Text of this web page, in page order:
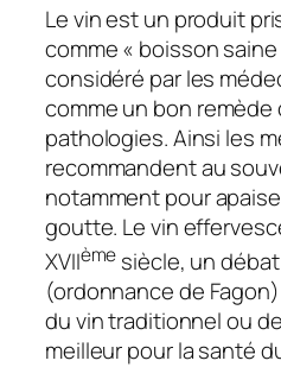
Le vin est un produit
comme « boisson
considéré par les
comme un bon
pathologies. Ainsi les
recommandent au
notamment pour
goutte. Le vin
XVIIème siècle, un
(ordonnance de
du vin traditionnel ou
meilleur pour la santé